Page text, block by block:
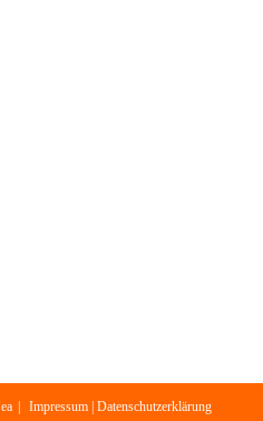
Impressum | Datenschutzerklärung